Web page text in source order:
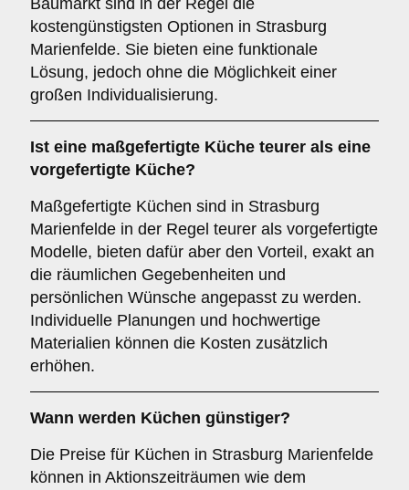
Baumarkt sind in der Regel die
kostengünstigsten Optionen in Strasburg
Marienfelde. Sie bieten eine funktionale
Lösung, jedoch ohne die Möglichkeit einer
großen Individualisierung.
Ist eine maßgefertigte Küche teurer als eine
vorgefertigte Küche?
Maßgefertigte Küchen sind in Strasburg
Marienfelde in der Regel teurer als vorgefertigte
Modelle, bieten dafür aber den Vorteil, exakt an
die räumlichen Gegebenheiten und
persönlichen Wünsche angepasst zu werden.
Individuelle Planungen und hochwertige
Materialien können die Kosten zusätzlich
erhöhen.
Wann werden Küchen günstiger?
Die Preise für Küchen in Strasburg Marienfelde
können in Aktionszeiträumen wie dem